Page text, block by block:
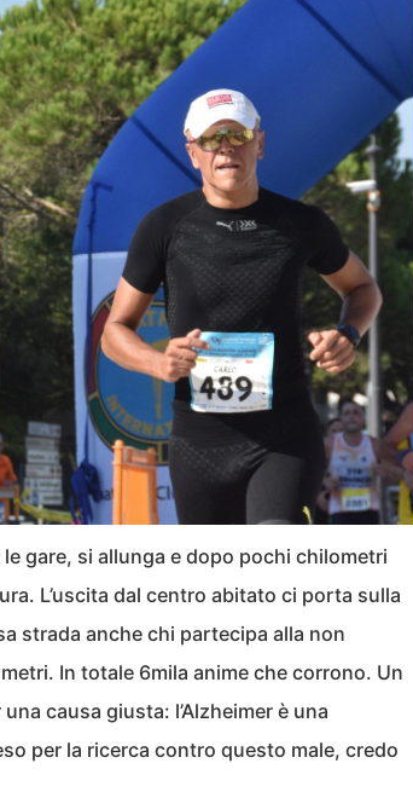
gare, si allunga e dopo pochi chilometri
L’uscita dal centro abitato ci porta sulla
strada anche chi partecipa alla non
In totale 6mila anime che corrono. Un
causa giusta: l’Alzheimer è una
per la ricerca contro questo male, credo